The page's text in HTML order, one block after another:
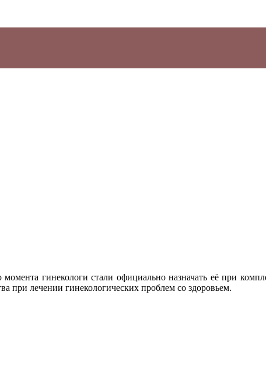
гинекологи стали официально назначать её при
при лечении гинекологических проблем со здоровьем.